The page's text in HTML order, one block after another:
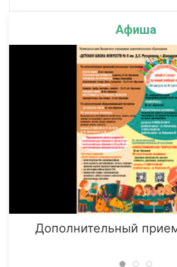
Афиша
Дополнительный